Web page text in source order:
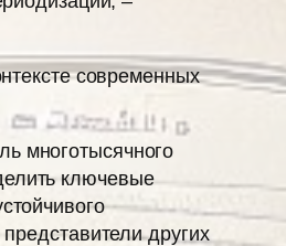
современных
многотысячного
ключевые
других